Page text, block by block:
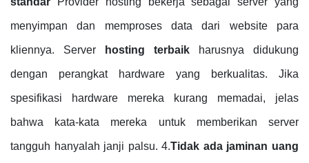
menyimpan dan memproses data dari website para
kliennya. Server hosting terbaik harusnya didukung
dengan perangkat hardware yang berkualitas. Jika
spesifikasi hardware mereka kurang memadai, jelas
bahwa kata-kata mereka untuk memberikan server
tangguh hanyalah janji palsu. 4.Tidak ada jaminan uang